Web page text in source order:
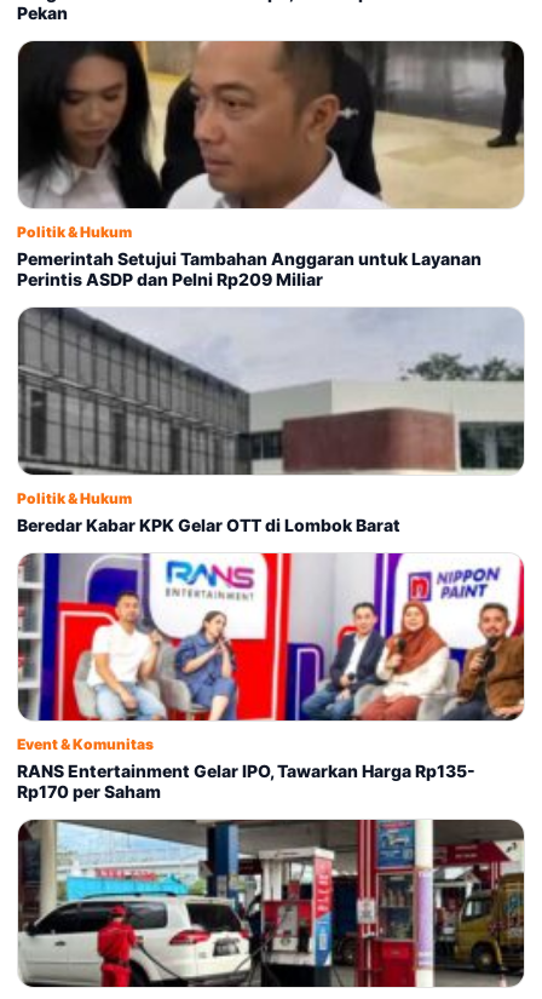
Pekan
Politik & Hukum
Pemerintah Setujui Tambahan Anggaran untuk Layanan
Perintis ASDP dan Pelni Rp209 Miliar
Politik & Hukum
Beredar Kabar KPK Gelar OTT di Lombok Barat
Event & Komunitas
RANS Entertainment Gelar IPO, Tawarkan Harga Rp135-
Rp170 per Saham